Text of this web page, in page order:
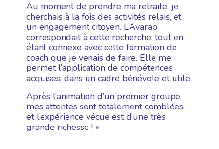
Au moment de prendre ma retraite, je
cherchais à la fois des activités relais, et
un engagement citoyen. L’Avarap
correspondait à cette recherche, tout en
étant connexe avec cette formation de
coach que je venais de faire. Elle me
permet l’application de compétences
acquises, dans un cadre bénévole et utile.
Après l’animation d’un premier groupe,
mes attentes sont totalement comblées,
et l’expérience vécue est d’une très
grande richesse ! »